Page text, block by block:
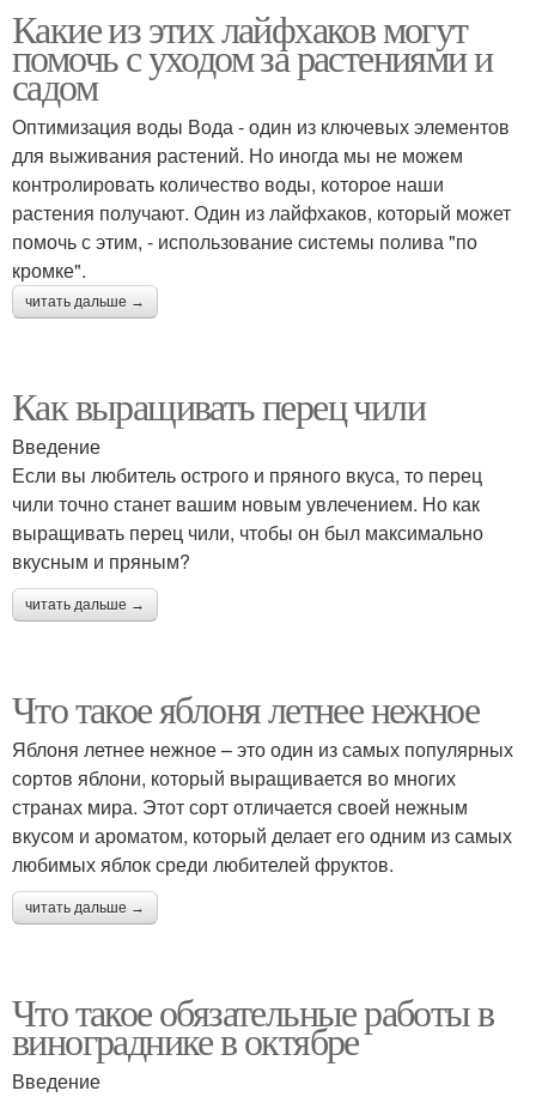
Какие из этих лайфхаков могут
помочь с уходом за растениями и
садом
Оптимизация воды Вода - один из ключевых элементов
для выживания растений. Но иногда мы не можем
контролировать количество воды, которое наши
растения получают. Один из лайфхаков, который может
помочь с этим, - использование системы полива "по
кромке".
читать дальше →
Как выращивать перец чили
Введение
Если вы любитель острого и пряного вкуса, то перец
чили точно станет вашим новым увлечением. Но как
выращивать перец чили, чтобы он был максимально
вкусным и пряным?
читать дальше →
Что такое яблоня летнее нежное
Яблоня летнее нежное – это один из самых популярных
сортов яблони, который выращивается во многих
странах мира. Этот сорт отличается своей нежным
вкусом и ароматом, который делает его одним из самых
любимых яблок среди любителей фруктов.
читать дальше →
Что такое обязательные работы в
винограднике в октябре
Введение